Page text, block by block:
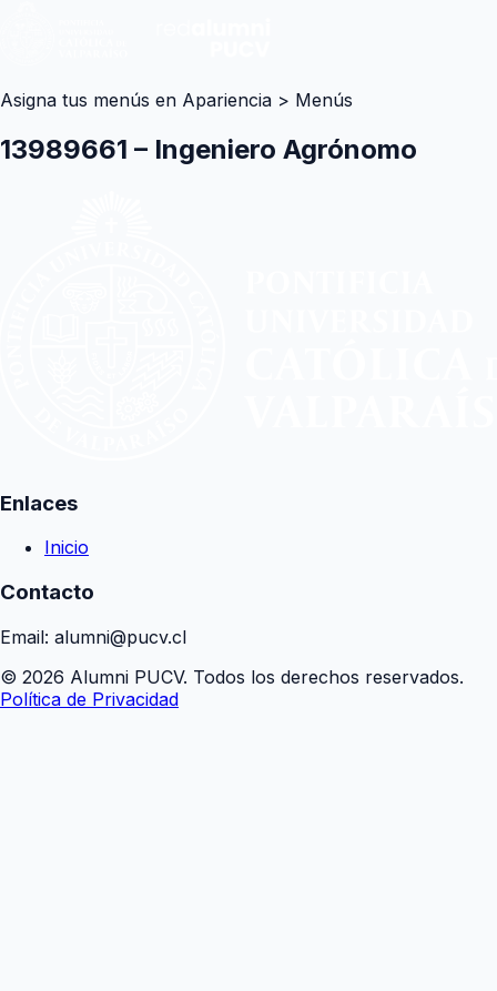
Asigna tus menús en Apariencia > Menús
13989661 – Ingeniero Agrónomo
Enlaces
Inicio
Contacto
Email: alumni@pucv.cl
© 2026 Alumni PUCV. Todos los derechos reservados.
Política de Privacidad